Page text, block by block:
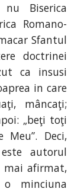
Biserica
Romano-
Sfantul
doctrinei
ca insusi
in care
mâncaţi;
„beţi toţi
Deci,
autorul
mai afirmat,
minciuna